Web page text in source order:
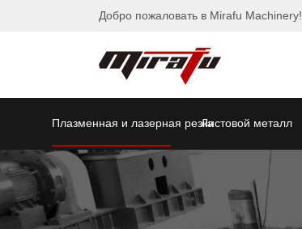
Добро пожаловать в Mirafu Machinery!
Плазменная и лазерная резкаЛистовой металл